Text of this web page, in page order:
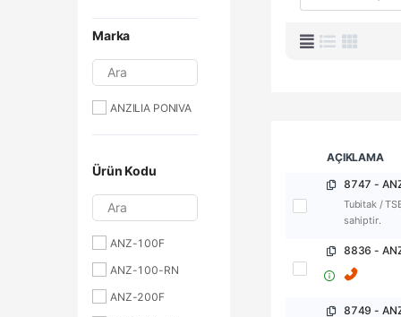
Marka
Ara
ANZILIA PONIVA
Ürün Kodu
Ara
ANZ-100F
ANZ-100-RN
ANZ-200F
AÇIKLAMA
Tubitak /
sahiptir.
8836 -